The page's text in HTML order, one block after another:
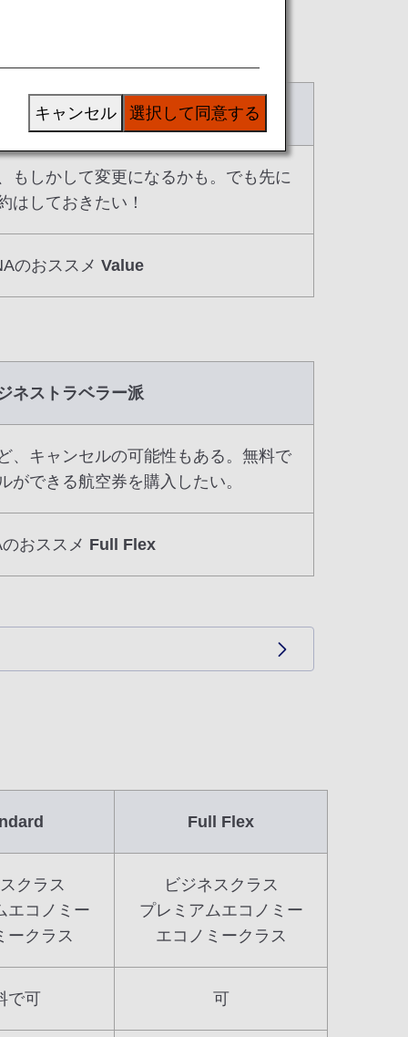
けます。
行は早めにプラン派
もしかして変更になるかも。でも先に
はしておきたい！
のおススメ Value
ネストラベラー派
、キャンセルの可能性もある。無料で
ができる航空券を購入したい。
おススメ Full Flex
Full Flex
クラス
エコノミー
ークラス
ビジネスクラス
プレミアムエコノミー
エコノミークラス
で可 可
選択して同意する
キャンセル